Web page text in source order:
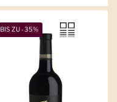
BIS ZU -35%